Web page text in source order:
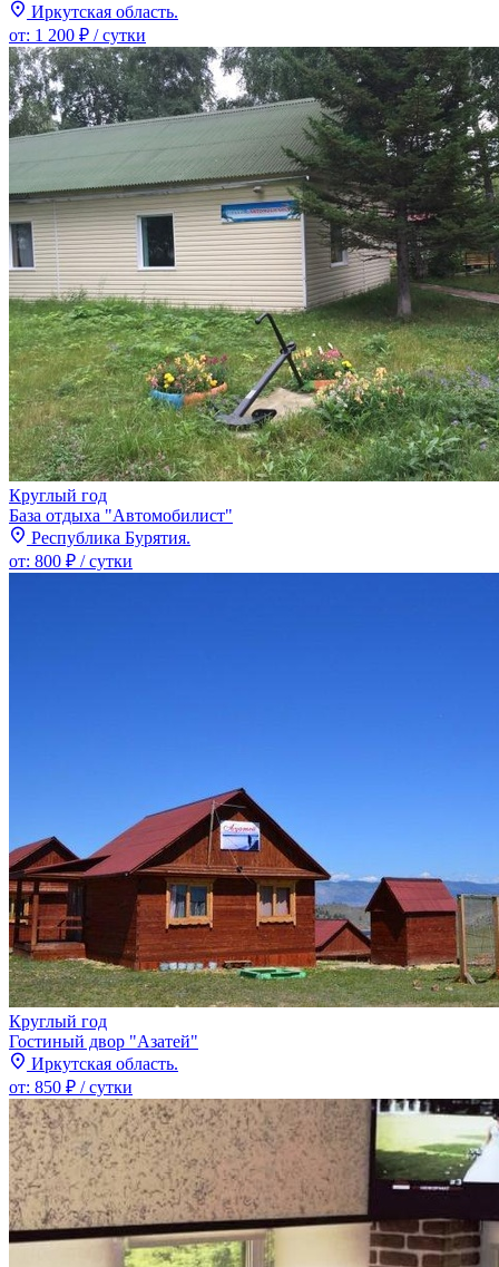
Иркутская область.
от: 1 200 ₽ / сутки
Круглый год
База отдыха "Автомобилист"
Республика Бурятия.
от: 800 ₽ / сутки
Круглый год
Гостиный двор "Азатей"
Иркутская область.
от: 850 ₽ / сутки